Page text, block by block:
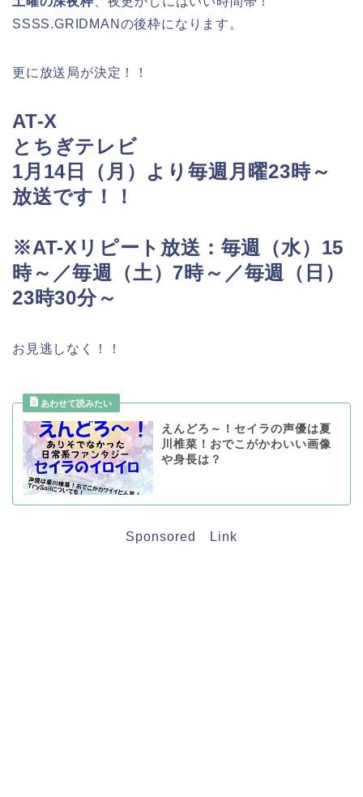
SSSS.GRIDMANの後枠になります。
更に放送局が決定！！
AT-X
とちぎテレビ
1月14日（月）より毎週月曜23時～
放送です！！
※AT-Xリピート放送：毎週（水）15
時～／毎週（土）7時～／毎週（日）
23時30分～
お見逃しなく！！
えんどろ～！セイラの声優は夏
川椎菜！おでこがかわいい画像
や身長は？
Sponsored Link